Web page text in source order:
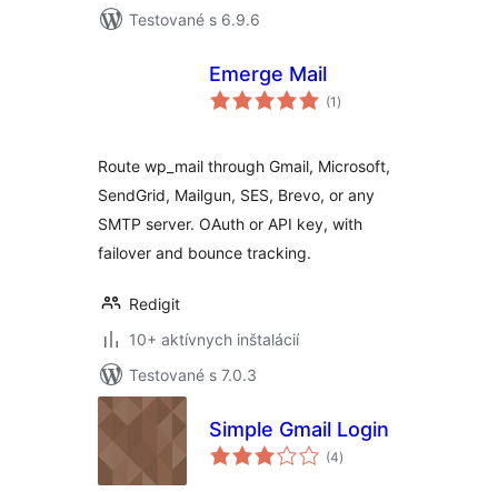
Testované s 6.9.6
Emerge Mail
(1 celkové
hodnotenie
)
Route wp_mail through Gmail, Microsoft,
SendGrid, Mailgun, SES, Brevo, or any
SMTP server. OAuth or API key, with
failover and bounce tracking.
Redigit
10+ aktívnych inštalácií
Testované s 7.0.3
Simple Gmail Login
(4celkové
hodnotenie
)